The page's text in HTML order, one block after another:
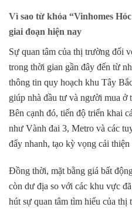
Vì sao từ khóa “Vinhomes
giai đoạn hiện nay
Sự quan tâm của thị trường đối
trong thời gian gần đây đến từ
thông tin quy hoạch khu Tây
giúp nhà đầu tư và người mua ở
Bên cạnh đó, tiến độ triển khai
như Vành đai 3, Metro và các
đẩy nhanh, tạo kỳ vọng cải
Đồng thời, mặt bằng giá bất
còn dư địa so với các khu vực
hút sự quan tâm tìm hiểu của thị